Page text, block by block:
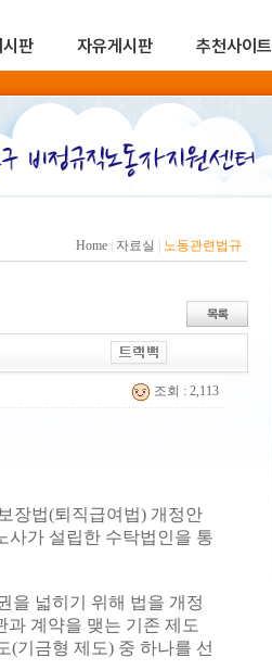
판 자유게시판 추천사이트
Home 자료실 노동관련법규
조회 : 2,113
장법(퇴직급여법) 개정안
사가 설립한 수탁법인을 통
을 넓히기 위해 법을 개정
과 계약을 맺는 기존 제도
(기금형 제도) 중 하나를 선